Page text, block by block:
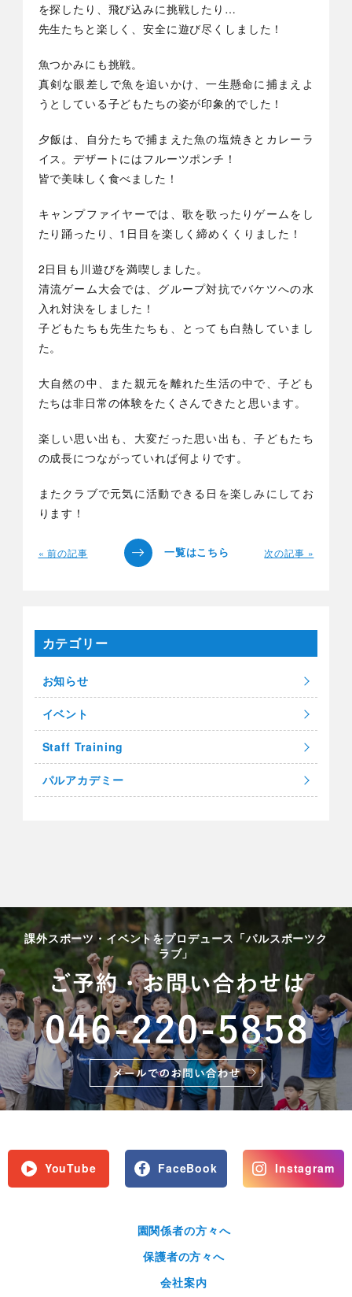
を探したり、飛び込みに挑戦したり…
先生たちと楽しく、安全に遊び尽くしました！
魚つかみにも挑戦。
真剣な眼差しで魚を追いかけ、一生懸命に捕まえよ
うとしている子どもたちの姿が印象的でした！
夕飯は、自分たちで捕まえた魚の塩焼きとカレーラ
イス。デザートにはフルーツポンチ！
皆で美味しく食べました！
キャンプファイヤーでは、歌を歌ったりゲームをし
たり踊ったり、1日目を楽しく締めくくりました！
2日目も川遊びを満喫しました。
清流ゲーム大会では、グループ対抗でバケツへの水
入れ対決をしました！
子どもたちも先生たちも、とっても白熱していまし
た。
大自然の中、また親元を離れた生活の中で、子ども
たちは非日常の体験をたくさんできたと思います。
楽しい思い出も、大変だった思い出も、子どもたち
の成長につながっていれば何よりです。
またクラブで元気に活動できる日を楽しみにしてお
ります！
« 前の記事 次の記事 »
カテゴリー
お知らせ
イベント
Staff Training
パルアカデミー
課外スポーツ・イベントをプロデュース「パルスポーツク
ラブ」
YouTube FaceBook Instagram
園関係者の方々へ
保護者の方々へ
会社案内